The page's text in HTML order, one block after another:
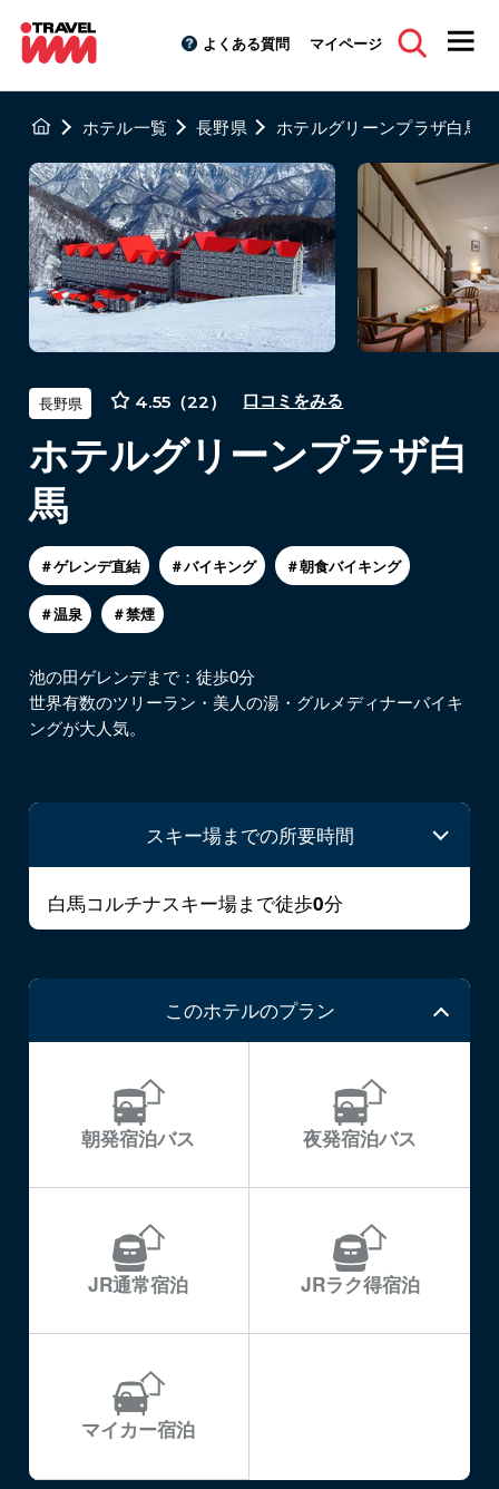
よくある質問 マイページ
ホテル一覧 長野県 ホテルグリーンプラザ白馬
長野県 4.55（22） 口コミをみる
ホテルグリーンプラザ白
馬
＃ゲレンデ直結 ＃バイキング ＃朝食バイキング
＃温泉 ＃禁煙
池の田ゲレンデまで：徒歩0分
世界有数のツリーラン・美人の湯・グルメディナーバイキ
ングが大人気。
スキー場までの所要時間
白馬コルチナスキー場まで徒歩0分
このホテルのプラン
朝発宿泊バス 夜発宿泊バス
JR通常宿泊 JRラク得宿泊
マイカー宿泊